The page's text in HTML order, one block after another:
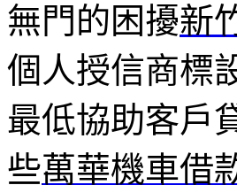
無門的困擾新
個人授信商標
最低協助客戶
些萬華機車借